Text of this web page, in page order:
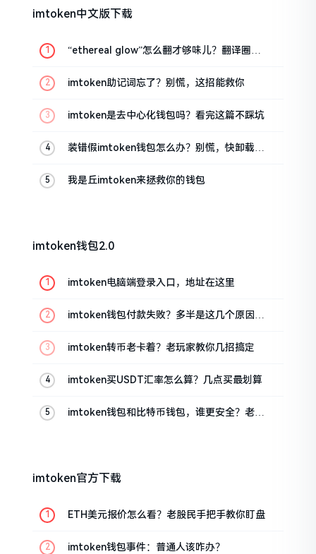
imtoken中文版下载
“ethereal glow”怎么翻才够味儿？翻译圈老
imtoken助记词忘了？别慌，这招能救你
imtoken是去中心化钱包吗？看完这篇不踩坑
装错假imtoken钱包怎么办？别慌，快卸载，
我是丘imtoken来拯救你的钱包
imtoken钱包2.0
imtoken电脑端登录入口，地址在这里
imtoken钱包付款失败？多半是这几个原因闹
imtoken转币老卡着？老玩家教你几招搞定
imtoken买USDT汇率怎么算？几点买最划算
imtoken钱包和比特币钱包，谁更安全？老玩
imtoken官方下载
ETH美元报价怎么看？老股民手把手教你盯盘
imtoken钱包事件：普通人该咋办？